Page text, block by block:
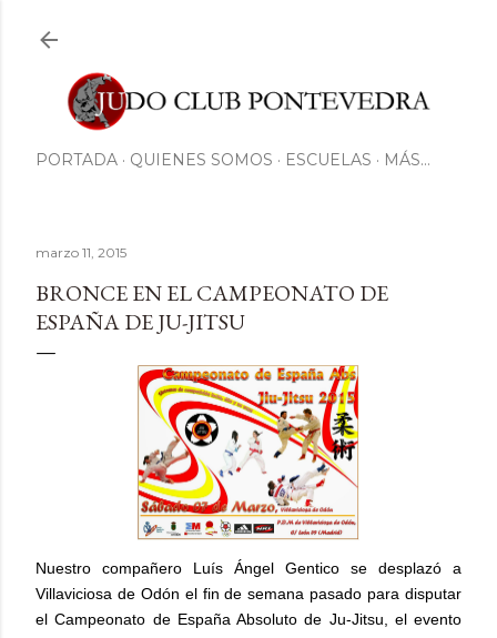
PORTADA QUIENES SOMOS ESCUELAS MÁS…
marzo 11, 2015
BRONCE EN EL CAMPEONATO DE
ESPAÑA DE JU-JITSU
Nuestro compañero Luís Ángel Gentico se desplazó a
Villaviciosa de Odón el fin de semana pasado para disputar
el Campeonato de España Absoluto de Ju-Jitsu, el evento